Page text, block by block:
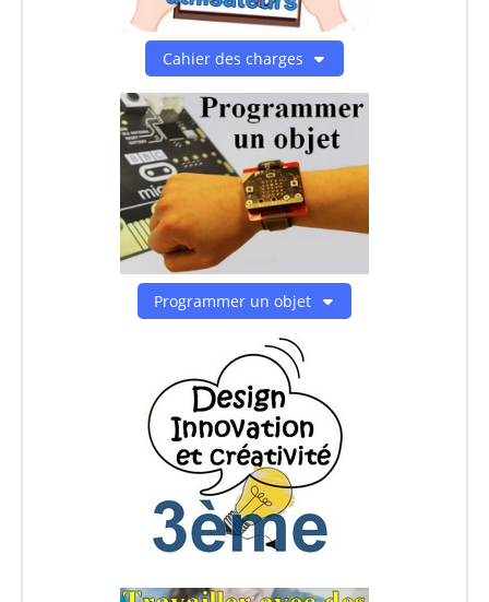
Cahier des charges
Programmer un objet